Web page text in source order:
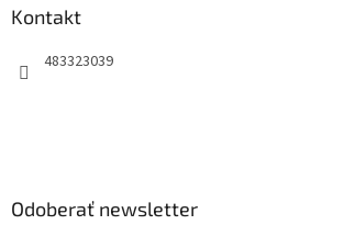
Kontakt
483323039
Odoberať newsletter